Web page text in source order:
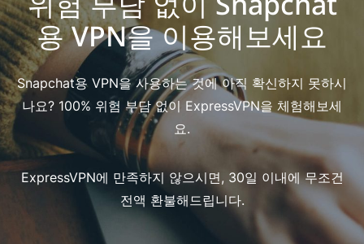
용 VPN을 이용해보세요
Snapchat용 VPN을 사용하는 것에 아직 확신하지 못하시
나요? 100% 위험 부담 없이 ExpressVPN을 체험해보세
요.
ExpressVPN에 만족하지 않으시면, 30일 이내에 무조건
전액 환불해드립니다.